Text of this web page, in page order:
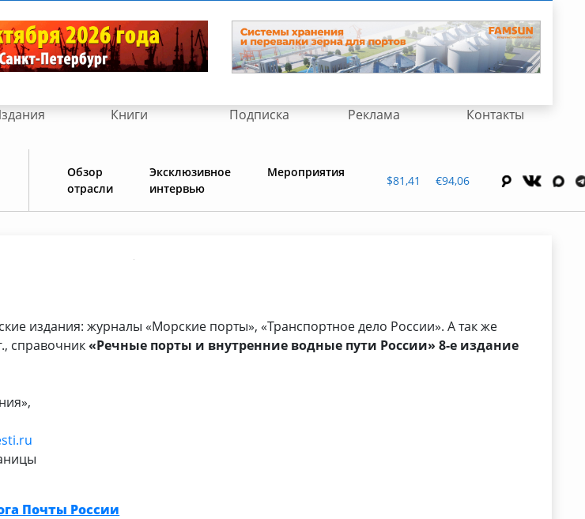
Книги Подписка Реклама Контакты
Обзор
отрасли
Эксклюзивное
интервью
Мероприятия
$81,41 €94,06
издания: журналы «Морские порты», «Транспортное дело России». А так же
справочник«Речные порты и внутренние водные пути России» 8-е издание
Почты России